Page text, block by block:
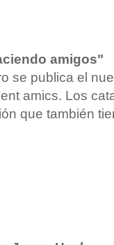
amigos"
se publica el
amics. Los
que también